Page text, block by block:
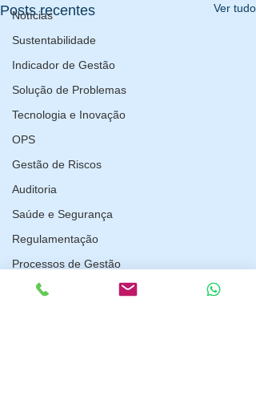
Notícias
Sustentabilidade
Indicador de Gestão
Solução de Problemas
Tecnologia e Inovação
OPS
Gestão de Riscos
Auditoria
Saúde e Segurança
Regulamentação
Processos de Gestão
Governança Corporativa
Posts recentes Ver tudo